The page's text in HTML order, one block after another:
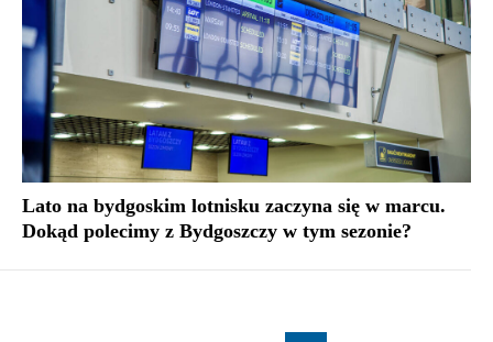
Lato na bydgoskim lotnisku zaczyna się w marcu.
Dokąd polecimy z Bydgoszczy w tym sezonie?